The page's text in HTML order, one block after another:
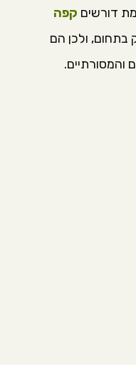
דורשים קפה
בתחום, ולכן הם
והמסורתיים.